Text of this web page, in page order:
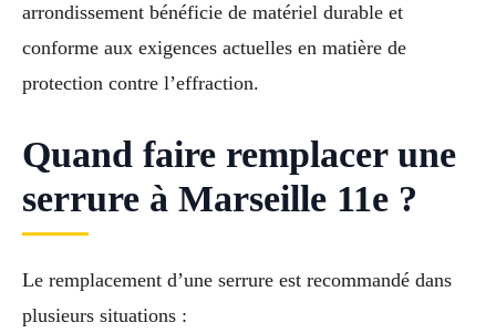
arrondissement bénéficie de matériel durable et
conforme aux exigences actuelles en matière de
protection contre l’effraction.
Quand faire remplacer une
serrure à Marseille 11e ?
Le remplacement d’une serrure est recommandé dans
plusieurs situations :